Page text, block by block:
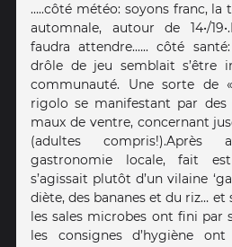
…..côté météo: soyons franc,
automnale, autour de 14•/
faudra attendre. ….. côté
drôle de jeu semblait s’être
communauté. Une sorte
rigolo se manifestant par des
maux de ventre, concernant
(adultes compris!).
gastronomie locale, fait
s’agissait plutôt d’un vilaine
diète, des bananes et du riz…
les sales microbes ont fini par
les consignes d’hygiène